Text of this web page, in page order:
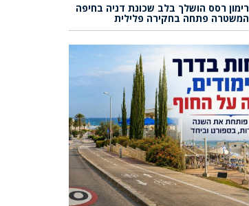
רימון רסס הושלך בלב שכונת דניה בחיפה
המשטרה פתחה בחקירה פלילית